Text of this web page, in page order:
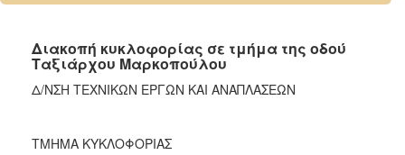
2024
2022
2021
2019
Διακοπή κυκλοφορίας σε τμήμα της οδού
Ταξιάρχου Μαρκοπούλου
Δ/ΝΣΗ ΤΕΧΝΙΚΩΝ ΕΡΓΩΝ ΚΑΙ ΑΝΑΠΛΑΣΕΩΝ
ΤΜΗΜΑ ΚΥΚΛΟΦΟΡΙΑΣ